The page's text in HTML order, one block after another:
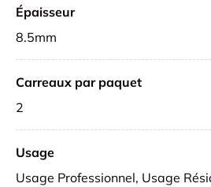
Épaisseur
8.5mm
Carreaux par paquet
2
Usage
Usage Professionnel, Usage